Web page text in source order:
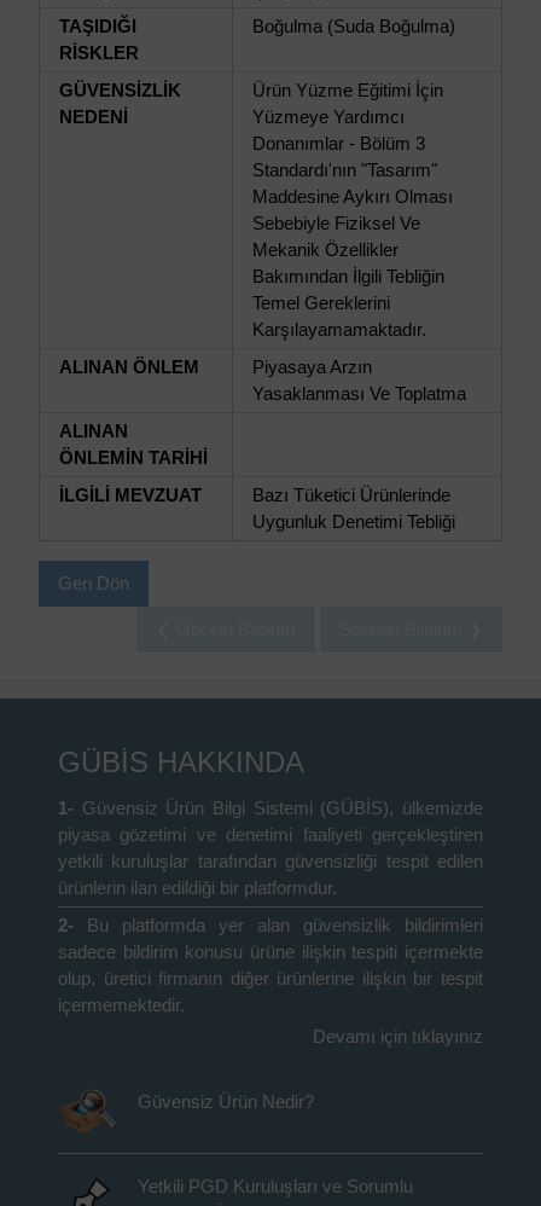
TAŞIDIĞI
RİSKLER
Boğulma (Suda Boğulma)
GÜVENSİZLİK
NEDENİ
Ürün Yüzme Eğitimi İçin
Yüzmeye Yardımcı
Donanımlar - Bölüm 3
Standardı'nın "Tasarım"
Maddesine Aykırı Olması
Sebebiyle Fiziksel Ve
Mekanik Özellikler
Bakımından İlgili Tebliğin
Temel Gereklerini
Karşılayamamaktadır.
ALINAN ÖNLEM
Piyasaya Arzın
Yasaklanması Ve Toplatma
ALINAN
ÖNLEMİN TARİHİ
İLGİLİ MEVZUAT
Bazı Tüketici Ürünlerinde
Uygunluk Denetimi Tebliği
Geri Dön
GÜBİS HAKKINDA
1- Güvensiz Ürün Bilgi Sistemi (GÜBİS), ülkemizde
piyasa gözetimi ve denetimi faaliyeti gerçekleştiren
yetkili kuruluşlar tarafından güvensizliği tespit edilen
ürünlerin ilan edildiği bir platformdur.
2-
Bu platformda yer alan güvensizlik bildirimleri
sadece bildirim konusu ürüne ilişkin tespiti içermekte
olup, üretici firmanın diğer ürünlerine ilişkin bir tespit
içermemektedir.
Devamı için tıklayınız
Güvensiz Ürün Nedir?
Yetkili PGD Kuruluşları ve Sorumlu